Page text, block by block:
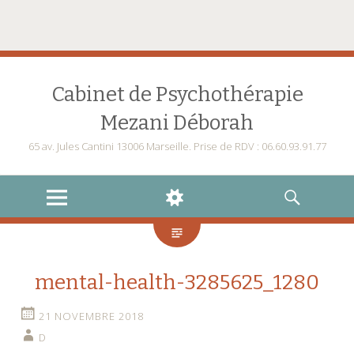
Cabinet de Psychothérapie
Mezani Déborah
65 av. Jules Cantini 13006 Marseille. Prise de RDV : 06.60.93.91.77
MENU
WIDGETS
RECHERCHE
mental-health-3285625_1280
21 NOVEMBRE 2018
D